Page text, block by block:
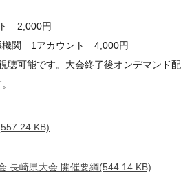
2,000円
機関 1アカウント 4,000円
聴可能です。大会終了後オンデマンド配
KB)
長崎県大会 開催要綱(544.14 KB)